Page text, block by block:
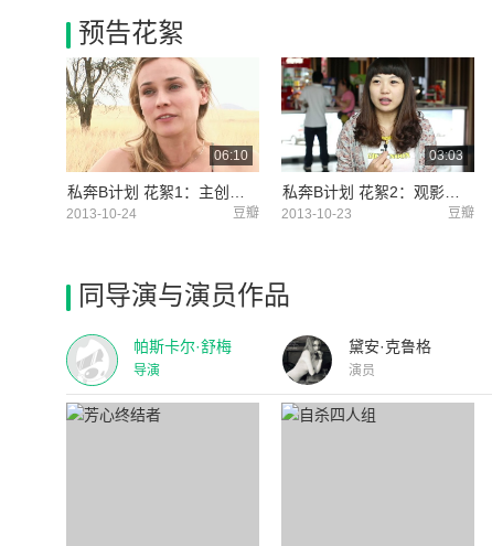
预告花絮
06:10
2013-10-24 豆瓣
03:03
2013-10-23 豆瓣
同导演与演员作品
帕斯卡尔·舒梅
导演
黛安·克鲁格
演员